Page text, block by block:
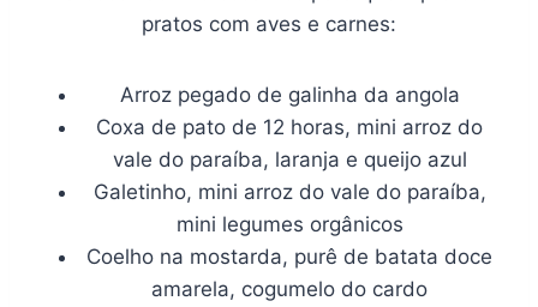
pratos com aves e carnes:
Arroz pegado de galinha da angola
Coxa de pato de 12 horas, mini arroz do
vale do paraíba, laranja e queijo azul
Galetinho, mini arroz do vale do paraíba,
mini legumes orgânicos
Coelho na mostarda, purê de batata doce
amarela, cogumelo do cardo